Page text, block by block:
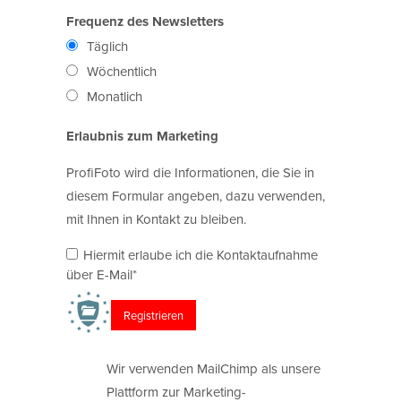
Frequenz des Newsletters
Täglich
Wöchentlich
Monatlich
Erlaubnis zum Marketing
ProfiFoto wird die Informationen, die Sie in
diesem Formular angeben, dazu verwenden,
mit Ihnen in Kontakt zu bleiben.
Hiermit erlaube ich die Kontaktaufnahme
über E-Mail*
Wir verwenden MailChimp als unsere
Plattform zur Marketing-